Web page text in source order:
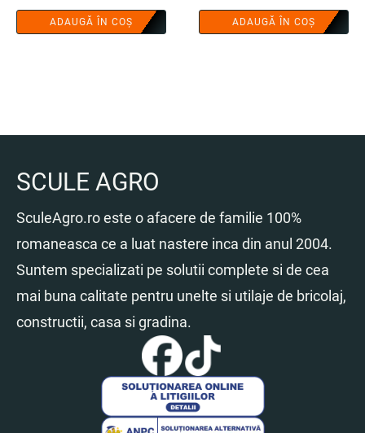
ADAUGĂ ÎN COȘ
instalare si 8 accesorii,
include cap tip drujba -
ADAUGĂ ÎN COȘ
SCULE AGRO
SculeAgro.ro este o afacere de familie 100%
romaneasca ce a luat nastere inca din anul 2004.
Suntem specializati pe solutii complete si de cea
mai buna calitate pentru unelte si utilaje de bricolaj,
constructii, casa si gradina.